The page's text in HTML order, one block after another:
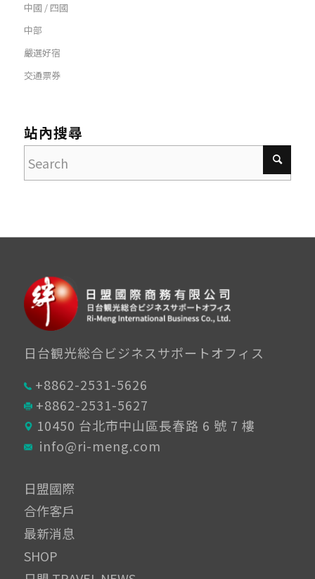
中國 / 四國
中部
嚴選好宿
交通票券
站內搜尋
日台観光総合ビジネスサポートオフィス
+8862-2531-5626
+8862-2531-5627
10450 台北市中山區長春路 6 號 7 樓
info@ri-meng.com
日盟國際
合作客戶
最新消息
SHOP